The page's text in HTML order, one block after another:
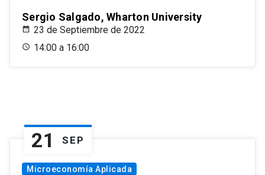
Sergio Salgado, Wharton University
23 de Septiembre de 2022
14:00 a 16:00
21 SEP
Microeconomía Aplicada